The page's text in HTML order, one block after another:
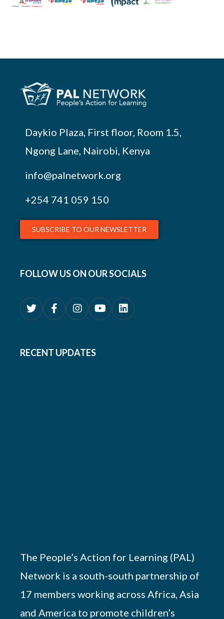
Daykio Plaza, First floor, Room 1.5,
Ngong Lane, Nairobi, Kenya
info@palnetwork.org
+254 741 059 150
SUBSCRIBE TO OUR NEWSLETTER
FOLLOW US ON OUR SOCIALS
RECENT UPDATES
The People’s Action for Learning (PAL)
Network is a south-south partnership of
17 members working across Africa, Asia
and America to promote children’s